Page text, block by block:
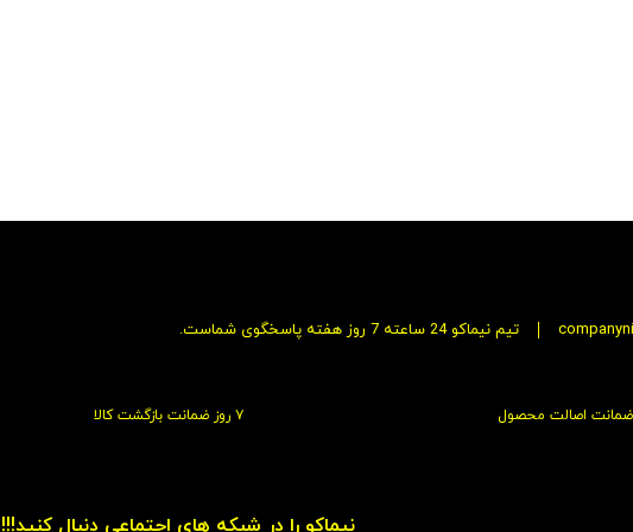
تیم نیماکو 24 ساعته 7 روز هفته پاسخگوی شماست.
ضمانت اصالت محصول ۷ روز ضمانت بازگشت کالا
نیماکو را در شبکه های اجتماعی دنبال کنید!!!